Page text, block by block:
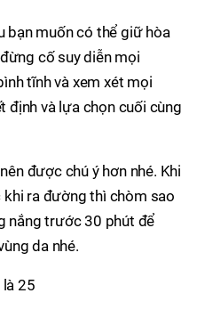
bạn muốn có thể giữ hòa
cố suy diễn mọi
tĩnh và xem xét mọi
định và lựa chọn cuối cùng
được chú ý hơn nhé. Khi
ra đường thì chòm sao
nắng trước 30 phút để
da nhé.
là 25